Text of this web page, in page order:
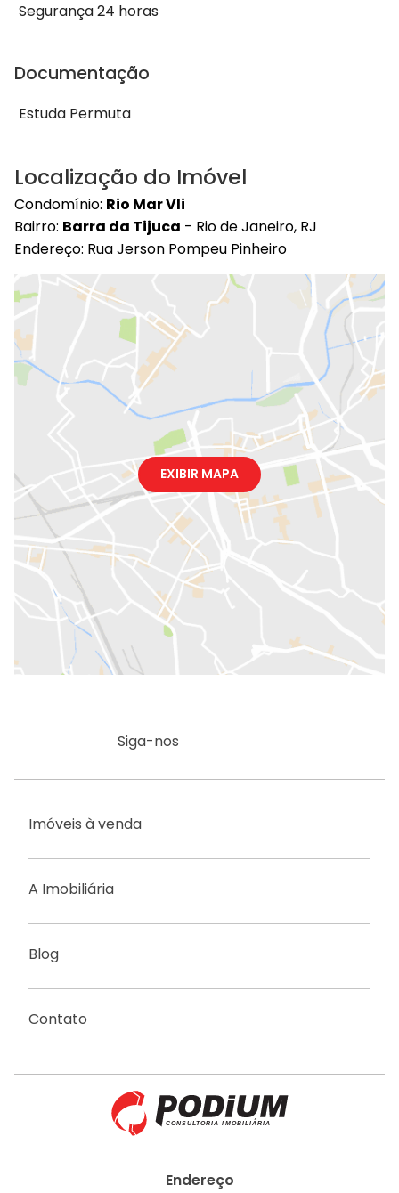
Segurança 24 horas
Documentação
Estuda Permuta
Localização do Imóvel
Condomínio: Rio Mar VIi
Bairro: Barra da Tijuca - Rio de Janeiro, RJ
Endereço: Rua Jerson Pompeu Pinheiro
EXIBIR MAPA
Siga-nos
Imóveis à venda
A Imobiliária
Blog
Contato
Endereço